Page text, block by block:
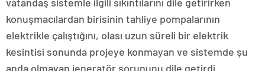
konuşmacılardan birisinin tahliye pompalarının
elektrikle çalıştığını, olası uzun süreli bir elektrik
kesintisi sonunda projeye konmayan ve sistemde şu
anda olmayan jeneratör sorununu dile getirdi.